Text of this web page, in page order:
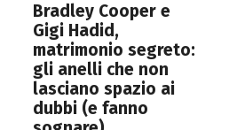
Bradley Cooper e
Gigi Hadid,
matrimonio segreto:
gli anelli che non
lasciano spazio ai
dubbi (e fanno